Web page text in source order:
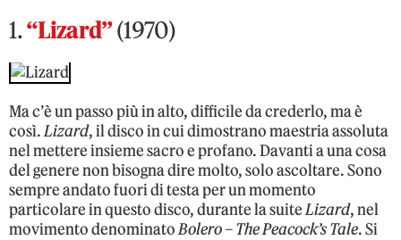
1.“Lizard”(1970)
Ma c’è un passo più in alto, difficile da crederlo, ma è
così.Lizard, il disco in cui dimostrano maestria assoluta
nel mettere insieme sacro e profano. Davanti a una cosa
del genere non bisogna dire molto, solo ascoltare. Sono
sempre andato fuori di testa per un momento
particolare in questo disco, durante la suiteLizard, nel
movimento denominatoBolero – The Peacock’s Tale. Si